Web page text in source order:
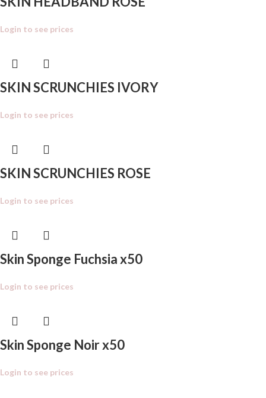
Login to see prices
SKIN SCRUNCHIES IVORY
Login to see prices
SKIN SCRUNCHIES ROSE
Login to see prices
Skin Sponge Fuchsia x50
Login to see prices
Skin Sponge Noir x50
Login to see prices